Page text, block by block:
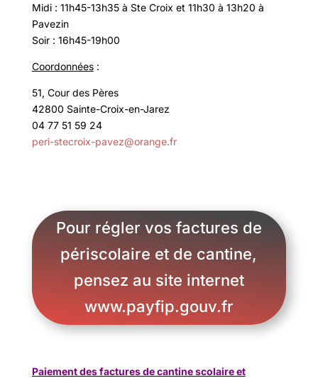
Midi : 11h45-13h35 à Ste Croix et 11h30 à 13h20 à
Pavezin
Soir : 16h45-19h00
Coordonnées:
51, Cour des Pères
42800 Sainte-Croix-en-Jarez
04 77 51 59 24
peri-stecroix-pavez@orange.fr
Pour régler vos factures de
périscolaire et de cantine,
pensez au site internet
www.payfip.gouv.fr
Paiement des factures de cantine scolaire et